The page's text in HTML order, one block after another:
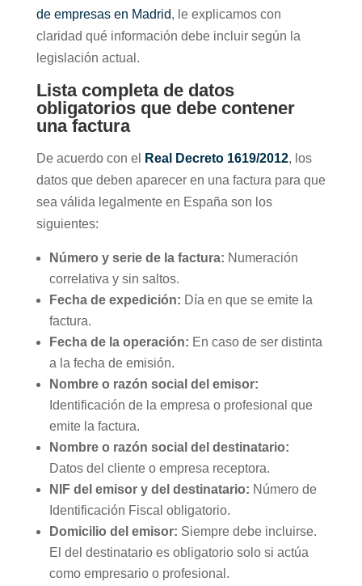
de empresas en Madrid, le explicamos con
claridad qué información debe incluir según la
legislación actual.
Lista completa de datos
obligatorios que debe contener
una factura
De acuerdo con el Real Decreto 1619/2012, los
datos que deben aparecer en una factura para que
sea válida legalmente en España son los
siguientes:
Número y serie de la factura: Numeración
correlativa y sin saltos.
Fecha de expedición: Día en que se emite la
factura.
Fecha de la operación: En caso de ser distinta
a la fecha de emisión.
Nombre o razón social del emisor:
Identificación de la empresa o profesional que
emite la factura.
Nombre o razón social del destinatario:
Datos del cliente o empresa receptora.
NIF del emisor y del destinatario: Número de
Identificación Fiscal obligatorio.
Domicilio del emisor: Siempre debe incluirse.
El del destinatario es obligatorio solo si actúa
como empresario o profesional.